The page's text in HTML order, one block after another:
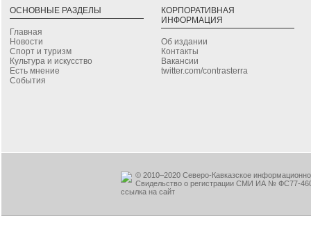
ОСНОВНЫЕ РАЗДЕЛЫ
Главная
Новости
Спорт и туризм
Культура и искусство
Есть мнение
События
КОРПОРАТИВНАЯ
ИНФОРМАЦИЯ
Об издании
Контакты
Вакансии
twitter.com/contrasterra
© 2010–2020 Северо-Кавказское
Свидельство о регистрации СМИ ИА № ФС77-
ссылка на сайт